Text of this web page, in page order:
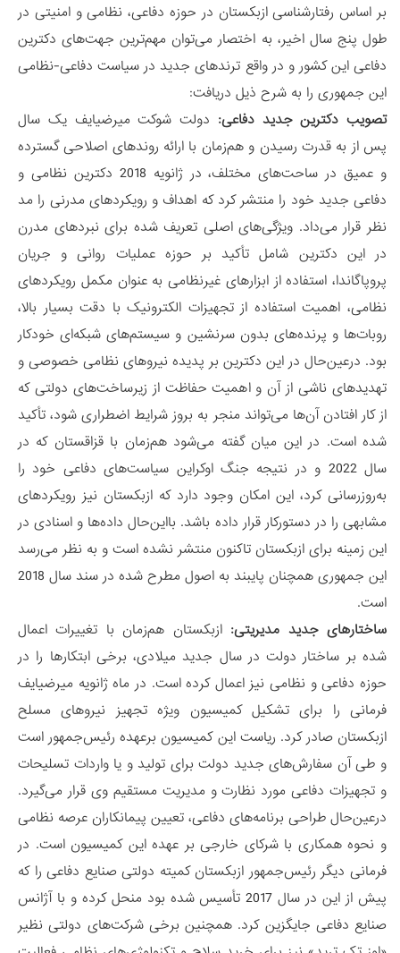
بر اساس رفتارشناسی ازبکستان در حوزه دفاعی، نظامی و امنیتی در
طول پنج سال اخیر، به اختصار می‌توان مهم‌ترین جهت‌های دکترین
دفاعی این کشور و در واقع ترندهای جدید در سیاست دفاعی-نظامی
این جمهوری را به شرح ذیل دریافت:
تصویب دکترین جدید دفاعی: دولت شوکت میرضیایف یک سال
پس از به قدرت رسیدن و هم‌زمان با ارائه روندهای اصلاحی گسترده
و عمیق در ساحت‌های مختلف، در ژانویه 2018 دکترین نظامی و
دفاعی جدید خود را منتشر کرد که اهداف و رویکردهای مدرنی را مد
نظر قرار می‌داد. ویژگی‌های اصلی تعریف شده برای نبردهای مدرن
در این دکترین شامل تأکید بر حوزه عملیات روانی و جریان
پروپاگاندا، استفاده از ابزارهای غیرنظامی به عنوان مکمل رویکردهای
نظامی، اهمیت استفاده از تجهیزات الکترونیک با دقت بسیار بالا،
روبات‌ها و پرنده‌های بدون سرنشین و سیستم‌های شبکه‌ای خودکار
بود. درعین‌حال در این دکترین بر پدیده نیروهای نظامی خصوصی و
تهدیدهای ناشی از آن و اهمیت حفاظت از زیرساخت‌های دولتی که
از کار افتادن آن‌ها می‌تواند منجر به بروز شرایط اضطراری شود، تأکید
شده است. در این میان گفته می‌شود هم‌زمان با قزاقستان که در
سال 2022 و در نتیجه جنگ اوکراین سیاست‌های دفاعی خود را
به‌روزرسانی کرد، این امکان وجود دارد که ازبکستان نیز رویکردهای
مشابهی را در دستورکار قرار داده باشد. بااین‌حال داده‌ها و اسنادی در
این زمینه برای ازبکستان تاکنون منتشر نشده است و به نظر می‌رسد
این جمهوری همچنان پایبند به اصول مطرح شده در سند سال 2018
است.
ساختارهای جدید مدیریتی: ازبکستان هم‌زمان با تغییرات اعمال
شده بر ساختار دولت در سال جدید میلادی، برخی ابتکارها را در
حوزه دفاعی و نظامی نیز اعمال کرده است. در ماه ژانویه میرضیایف
فرمانی را برای تشکیل کمیسیون ویژه تجهیز نیروهای مسلح
ازبکستان صادر کرد. ریاست این کمیسیون برعهده رئیس‌جمهور است
و طی آن سفارش‌های جدید دولت برای تولید و یا واردات تسلیحات
و تجهیزات دفاعی مورد نظارت و مدیریت مستقیم وی قرار می‌گیرد.
درعین‌حال طراحی برنامه‌های دفاعی، تعیین پیمانکاران عرصه نظامی
و نحوه همکاری با شرکای خارجی بر عهده این کمیسیون است. در
فرمانی دیگر رئیس‌جمهور ازبکستان کمیته دولتی صنایع دفاعی را که
پیش از این در سال 2017 تأسیس شده بود منحل کرده و با آژانس
صنایع دفاعی جایگزین کرد. همچنین برخی شرکت‌های دولتی نظیر